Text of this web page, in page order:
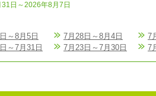
日～2026年8月7日
～8月5日 7月28日～8月4日
7
～7月31日
7月23日～7月30日 7